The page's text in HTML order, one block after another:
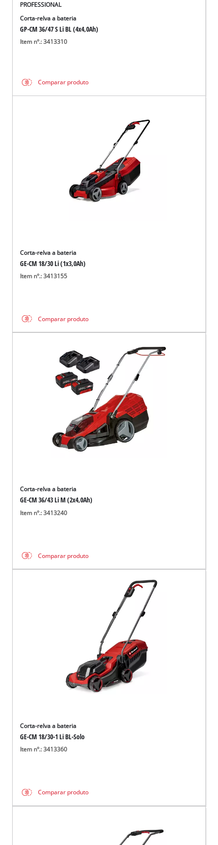
PROFESSIONAL
Corta-relva a bateria
GP-CM 36/47 S Li BL (4x4,0Ah)
Item nº.: 3413310
Comparar produto
Corta-relva a bateria
GE-CM 18/30 Li (1x3,0Ah)
Item nº.: 3413155
Comparar produto
Corta-relva a bateria
GE-CM 36/43 Li M (2x4,0Ah)
Item nº.: 3413240
Comparar produto
Corta-relva a bateria
GE-CM 18/30-1 Li BL-Solo
Item nº.: 3413360
Comparar produto